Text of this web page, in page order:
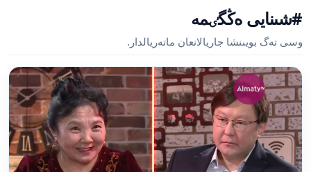
#شىنايى ەڭگٸمە
وسى تەگ بويىنشا جاريالانعان ماتەريالدار.